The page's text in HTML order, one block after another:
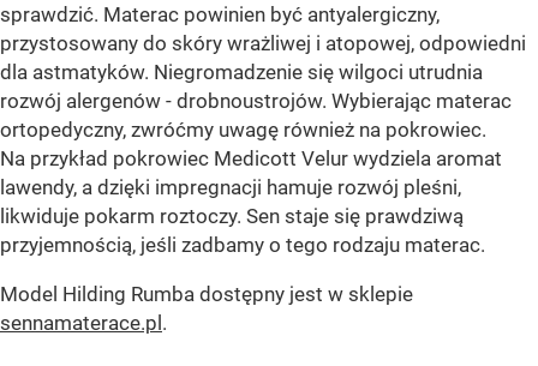
sprawdzić. Materac powinien być antyalergiczny,
przystosowany do skóry wrażliwej i atopowej, odpowiedni
dla astmatyków. Niegromadzenie się wilgoci utrudnia
rozwój alergenów - drobnoustrojów. Wybierając materac
ortopedyczny, zwróćmy uwagę również na pokrowiec.
Na przykład pokrowiec Medicott Velur wydziela aromat
lawendy, a dzięki impregnacji hamuje rozwój pleśni,
likwiduje pokarm roztoczy. Sen staje się prawdziwą
przyjemnością, jeśli zadbamy o tego rodzaju materac.
Model Hilding Rumba dostępny jest w sklepie
sennamaterace.pl.